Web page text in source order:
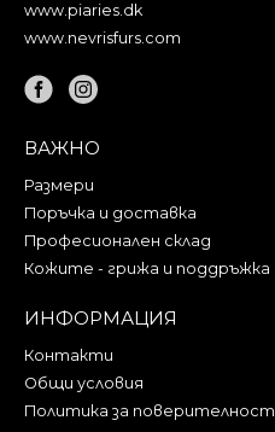
www.piaries.dk
www.nevrisfurs.com
ВАЖНО
Размери
Поръчка и доставка
Професионален склад
Кожите - грижа и поддръжка
ИНФОРМАЦИЯ
Контакти
Общи условия
Политика за поверителност